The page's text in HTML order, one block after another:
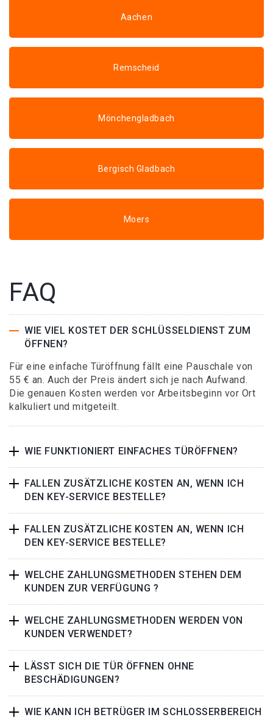
Aachen
Remscheid
Mönchengladbach
Bergisch Gladbach
Moers
FAQ
WIE VIEL KOSTET DER SCHLÜSSELDIENST ZUM
ÖFFNEN?
Für eine einfache Türöffnung fällt eine Pauschale von
55 € an. Auch der Preis ändert sich je nach Aufwand.
Die genauen Kosten werden vor Arbeitsbeginn vor Ort
kalkuliert und mitgeteilt.
WIE FUNKTIONIERT EINFACHES TÜRÖFFNEN?
FALLEN ZUSÄTZLICHE KOSTEN AN, WENN ICH
DEN KEY-SERVICE BESTELLE?
FALLEN ZUSÄTZLICHE KOSTEN AN, WENN ICH
DEN KEY-SERVICE BESTELLE?
WELCHE ZAHLUNGSMETHODEN STEHEN DEM
KUNDEN ZUR VERFÜGUNG ?
WELCHE ZAHLUNGSMETHODEN WERDEN VON
KUNDEN VERWENDET?
LÄSST SICH DIE TÜR ÖFFNEN OHNE
BESCHÄDIGUNGEN?
WIE KANN ICH BETRÜGER IM SCHLOSSERBEREICH